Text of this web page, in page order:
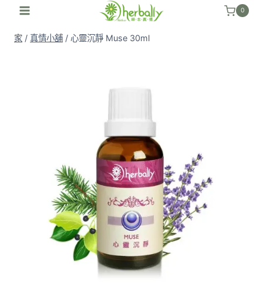
0
家 / 真情小舖 / 心靈沉靜 Muse 30ml